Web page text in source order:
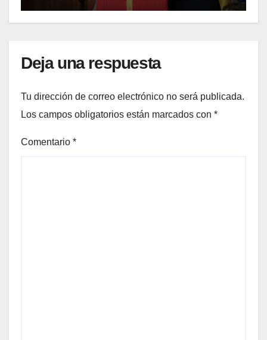
Deja una respuesta
Tu dirección de correo electrónico no será publicada.
Los campos obligatorios están marcados con *
Comentario *